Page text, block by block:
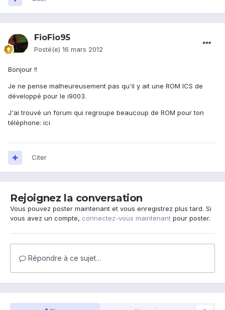
FioFio95
Posté(e) 16 mars 2012
Bonjour !!
Je ne pense malheureusement pas qu'il y ait une ROM ICS de
développé pour le i9003.
J'ai trouvé un forum qui regroupe beaucoup de ROM pour ton
téléphone: ici
Citer
Rejoignez la conversation
Vous pouvez poster maintenant et vous enregistrez plus tard. Si
vous avez un compte, connectez-vous maintenant pour poster.
Répondre à ce sujet…